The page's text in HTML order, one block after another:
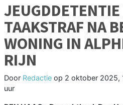
JEUGDDETENTIE
TAAKSTRAF NA
WONING IN
RIJN
Door Redactie op 2 oktober 2025,
uur